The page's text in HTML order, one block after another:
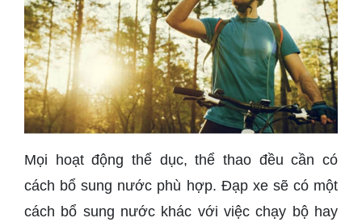
Mọi hoạt động thể dục, thể thao đều cần có
cách bổ sung nước phù hợp. Đạp xe sẽ có một
cách bổ sung nước khác với việc chạy bộ hay